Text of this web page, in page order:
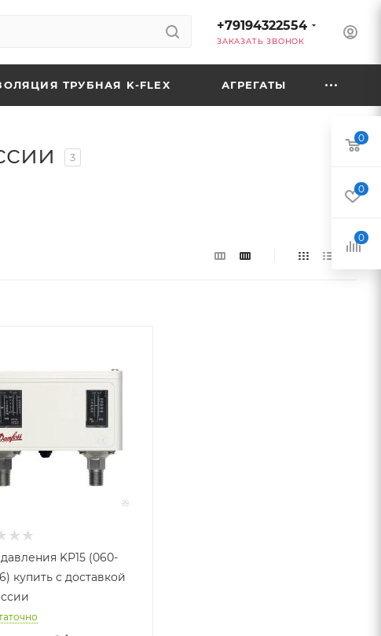
+79194322554
ЗАКАЗАТЬ ЗВОНОК
ТРУБНАЯ K-FLEX АГРЕГАТЫ
3
KP15 (060-
купить с доставкой
0
0
0